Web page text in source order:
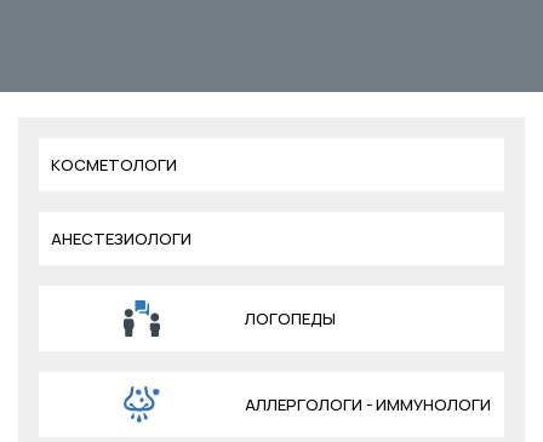
КОСМЕТОЛОГИ
АНЕСТЕЗИОЛОГИ
ЛОГОПЕДЫ
АЛЛЕРГОЛОГИ - ИММУНОЛОГИ